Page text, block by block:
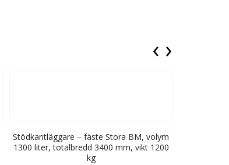
Stödkantläggare – fäste Stora BM, volym
1300 liter, totalbredd 3400 mm, vikt 1200
kg
‹ ›